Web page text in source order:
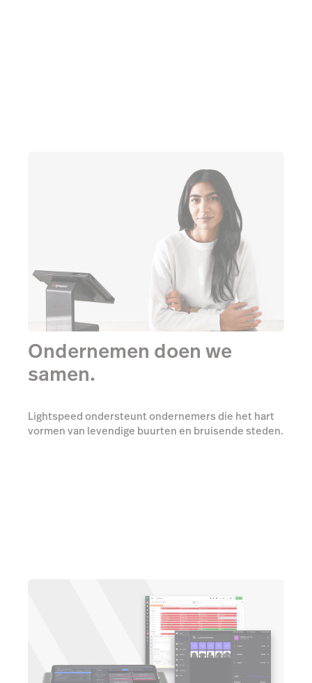
Ondernemen doen we
samen.
Lightspeed ondersteunt ondernemers die het hart
vormen van levendige buurten en bruisende steden.